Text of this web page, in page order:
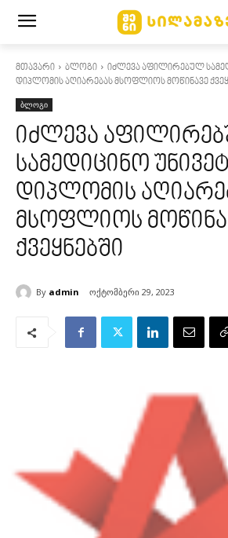
მთავარი ბლოგი
იძლევა აფილირებულ
დიპლომის აღიარებას მსოფლიოს მოწინავე
ბლოგი
იძლევა
სამედიცინო
დიპლომის
მსოფლიოს
ქვეყნებში
By admin ოქტომბერი 29, 2023